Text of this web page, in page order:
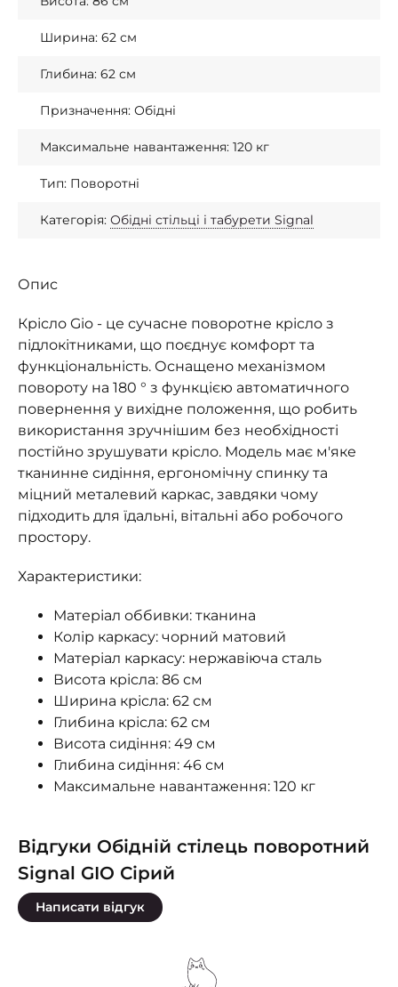
Ширина: 62 см
Глибина: 62 см
Призначення: Обідні
Максимальне навантаження: 120 кг
Тип: Поворотні
Категорія: Обідні стільці і табурети Signal
Опис
Крісло Gio - це сучасне поворотне крісло з
підлокітниками, що поєднує комфорт та
функціональність. Оснащено механізмом
повороту на 180 ° з функцією автоматичного
повернення у вихідне положення, що робить
використання зручнішим без необхідності
постійно зрушувати крісло. Модель має м'яке
тканинне сидіння, ергономічну спинку та
міцний металевий каркас, завдяки чому
підходить для їдальні, вітальні або робочого
простору.
Характеристики:
Матеріал оббивки: тканина
Колір каркасу: чорний матовий
Матеріал каркасу: нержавіюча сталь
Висота крісла: 86 см
Ширина крісла: 62 см
Глибина крісла: 62 см
Висота сидіння: 49 см
Глибина сидіння: 46 см
Максимальне навантаження: 120 кг
Відгуки Обідній стілець поворотний
Signal GIO Сірий
Написати відгук